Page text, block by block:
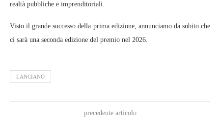
realtà pubbliche e imprenditoriali.
Visto il grande successo della prima edizione, annunciamo da subito che
ci sarà una seconda edizione del premio nel 2026.
LANCIANO
precedente articolo